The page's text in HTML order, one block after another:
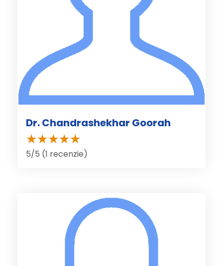
Dr. Chandrashekhar Goorah
5/5 (1 recenzie)